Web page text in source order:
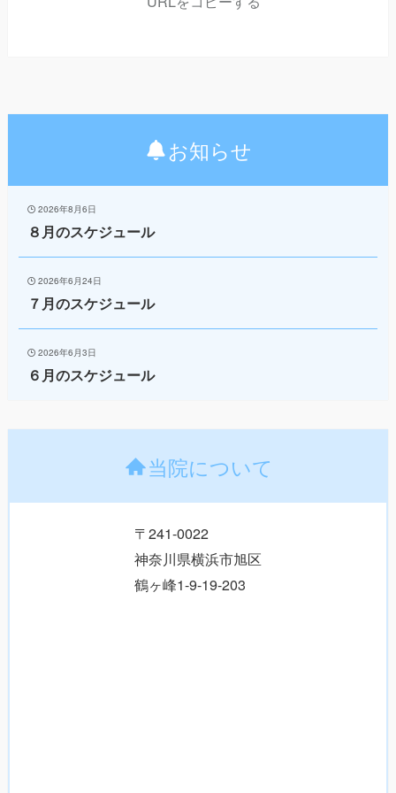
お知らせ
2026年8月6日
８月のスケジュール
2026年6月24日
７月のスケジュール
2026年6月3日
６月のスケジュール
当院について
〒241-0022
神奈川県横浜市旭区
鶴ヶ峰1-9-19-203